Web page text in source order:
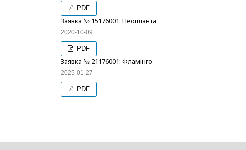
PDF
Заявка № 15176001: Неопланта
2020-10-09
PDF
Заявка № 21176001: Фламінго
2025-01-27
PDF